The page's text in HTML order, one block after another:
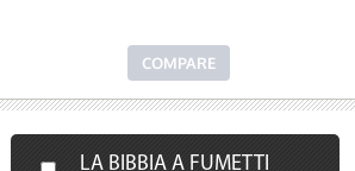
LA BIBBIA A FUMETTI